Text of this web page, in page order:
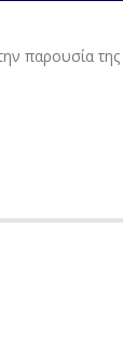
παρουσία